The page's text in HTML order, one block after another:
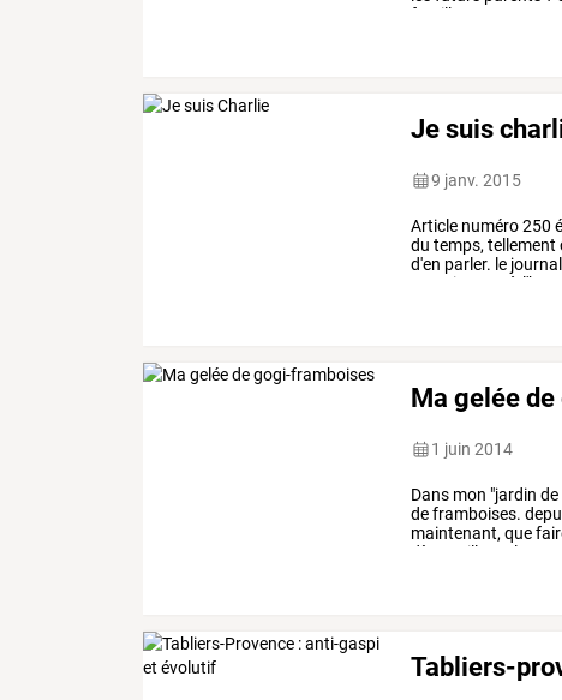
famille.
Je suis
9 janv. 2015
Article numéro250
du temps,tellement
d'en parler. le journal
terrorisme
à l'heure
Ma gelée
1 juin 2014
Dans mon "jardin de
deframboises.
maintenant, que
dès
cueillette, la
Tabliers-